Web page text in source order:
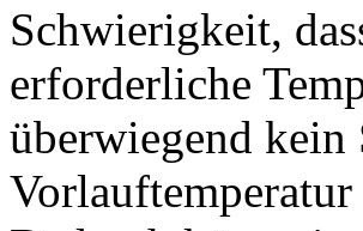
Schwierigkeit,
erforderliche
überwiegend